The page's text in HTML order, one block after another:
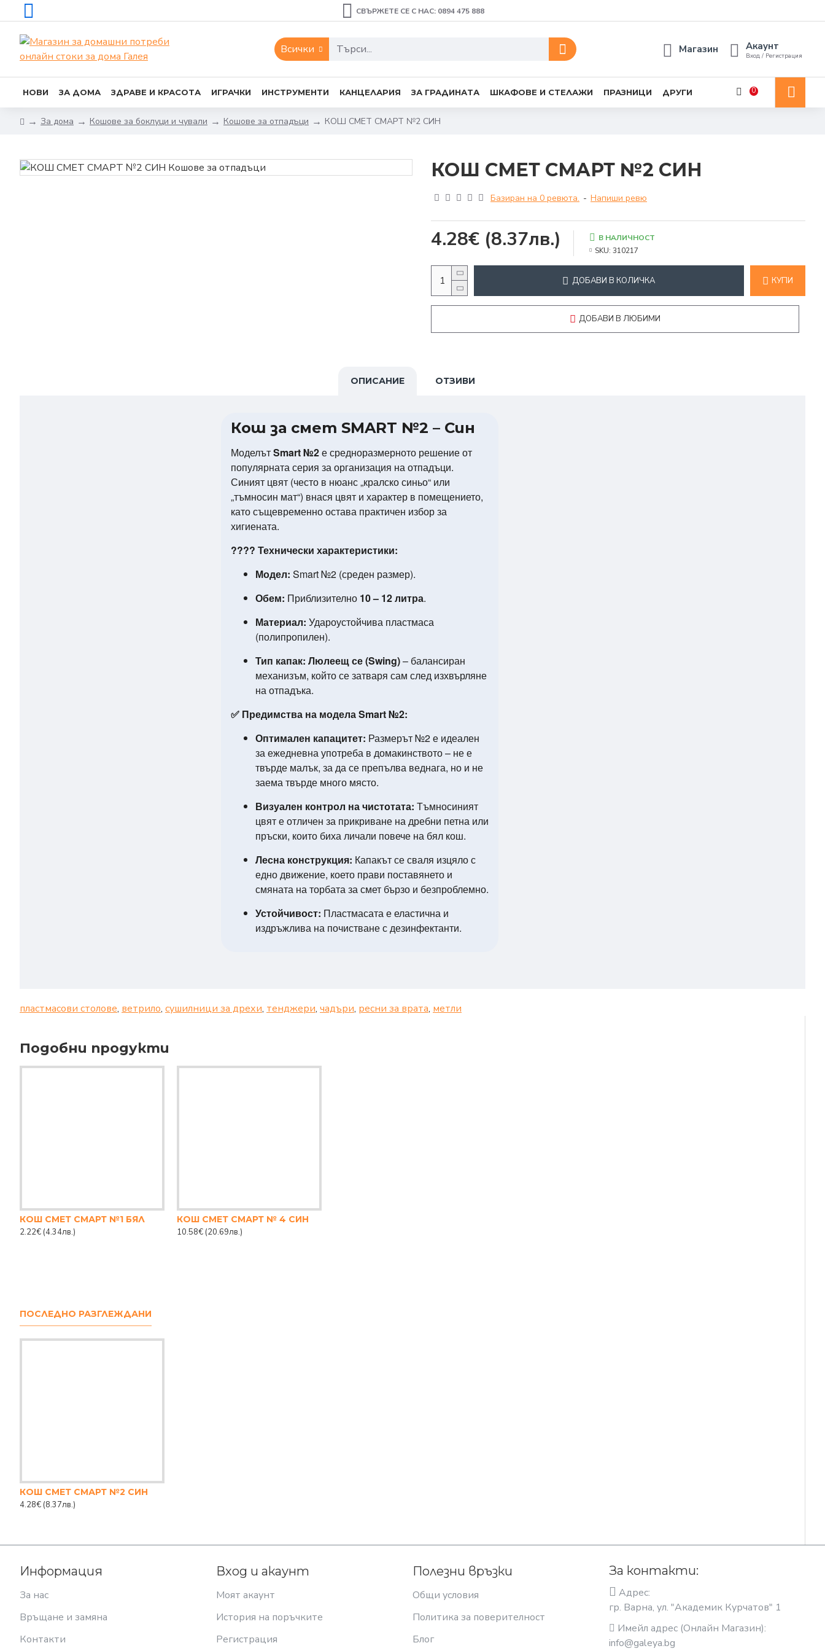
СВЪРЖЕТЕ СЕ С НАС: 0894 475 888
Всички Магазин Акаунт
Вход / Регистрация
НОВИ ЗА ДОМА ЗДРАВЕ И КРАСОТА ИГРАЧКИ ИНСТРУМЕНТИ КАНЦЕЛАРИЯ ЗА ГРАДИНАТА ШКАФОВЕ И СТЕЛАЖИ ПРАЗНИЦИ ДРУГИ 0
За дома Кошове за боклуци и чували Кошове за отпадъци КОШ СМЕТ СМАРТ №2 СИН
КОШ СМЕТ СМАРТ №2 СИН
Базиран на 0 ревюта. - Напиши ревю
4.28€ (8.37лв.)
В НАЛИЧНОСТ
SKU: 310217
ДОБАВИ В КОЛИЧКА КУПИ
ДОБАВИ В ЛЮБИМИ
ОПИСАНИЕ ОТЗИВИ
Кош за смет SMART №2 – Син
МоделътSmart №2е средноразмерното решение от
популярната серия за организация на отпадъци.
Синият цвят (често в нюанс „кралско синьо“ или
„тъмносин мат“) внася цвят и характер в помещението,
като същевременно остава практичен избор за
хигиената.
???? Технически характеристики:
Модел: Smart №2 (среден размер).
Обем: Приблизително 10 – 12 литра.
Материал: Удароустойчива пластмаса
(полипропилен).
Тип капак: Люлеещ се (Swing)– балансиран
механизъм, който се затваря сам след изхвърляне
на отпадъка.
✅ Предимства на модела Smart №2:
Оптимален капацитет: Размерът №2 е идеален
за ежедневна употреба в домакинството – не е
твърде малък, за да се препълва веднага, но и не
заема твърде много място.
Визуален контрол на чистотата: Тъмносиният
цвят е отличен за прикриване на дребни петна или
пръски, които биха личали повече на бял кош.
Лесна конструкция: Капакът се сваля изцяло с
едно движение, което прави поставянето и
смяната на торбата за смет бързо и безпроблемно.
Устойчивост: Пластмасата е еластична и
издръжлива на почистване с дезинфектанти.
пластмасови столове, ветрило, сушилници за дрехи, тенджери, чадъри, ресни за врата, метли
Подобни продукти
КОШ СМЕТ СМАРТ №1 БЯЛ
2.22€ (4.34лв.)
КОШ СМЕТ СМАРТ № 4 СИН
10.58€ (20.69лв.)
ПОСЛЕДНО РАЗГЛЕЖДАНИ
КОШ СМЕТ СМАРТ №2 СИН
4.28€ (8.37лв.)
Информация
За нас
Връщане и замяна
Контакти
Вход и акаунт
Моят акаунт
История на поръчките
Регистрация
Полезни връзки
Общи условия
Политика за поверителност
Блог
За контакти:
Адрес:
гр. Варна, ул. "Академик Курчатов" 1
Имейл адрес (Онлайн Магазин):
info@galeya.bg